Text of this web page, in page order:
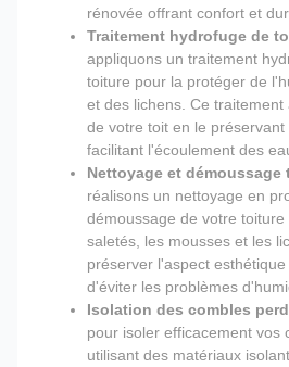
rénovée offrant confort et
Traitement hydrofuge de
appliquons un traitement
toiture pour la protéger de
et des lichens. Ce
de votre toit en le
facilitant l'écoulement des
Nettoyage et démoussage
réalisons un nettoyage en
démoussage de votre
saletés, les mousses et les
préserver l'aspect
d'éviter les problèmes
Isolation des combles
pour isoler efficacement vos
utilisant des matériaux